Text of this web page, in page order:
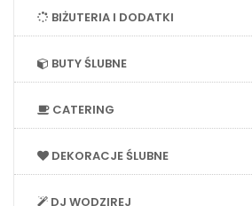
BIŻUTERIA I DODATKI
BUTY ŚLUBNE
CATERING
DEKORACJE ŚLUBNE
DJ WODZIREJ